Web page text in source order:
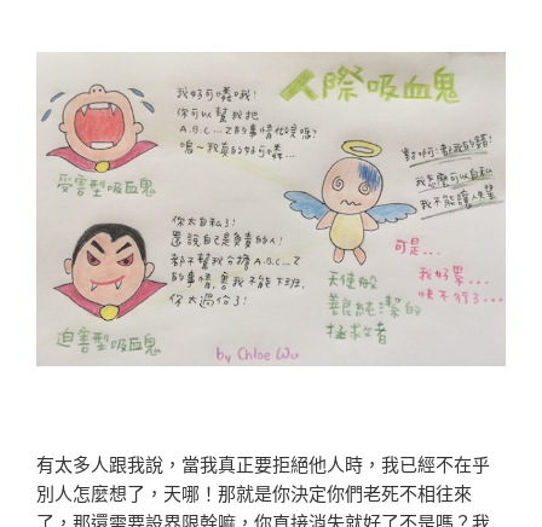
有太多人跟我說，當我真正要拒絕他人時，我已經不在乎
別人怎麼想了，天哪！那就是你決定你們老死不相往來
了，那還需要設界限幹嘛，你直接消失就好了不是嗎？我